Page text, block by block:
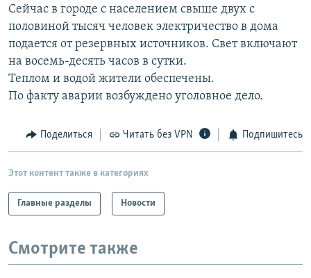
РАСПИСАНИЕ ВЕЩАНИЯ
СОЦИАЛЬНЫЕ СЕТИ
Сейчас в городе с населением свыше двух с
половиной тысяч человек электричество в дома
подается от резервных источников. Свет включают
на восемь-десять часов в сутки.
Теплом и водой жители обеспечены.
По факту аварии возбуждено уголовное дело.
Поделиться Читать без VPN Подпишитесь
Этот контент также в категориях
Главные разделы Новости
Смотрите также